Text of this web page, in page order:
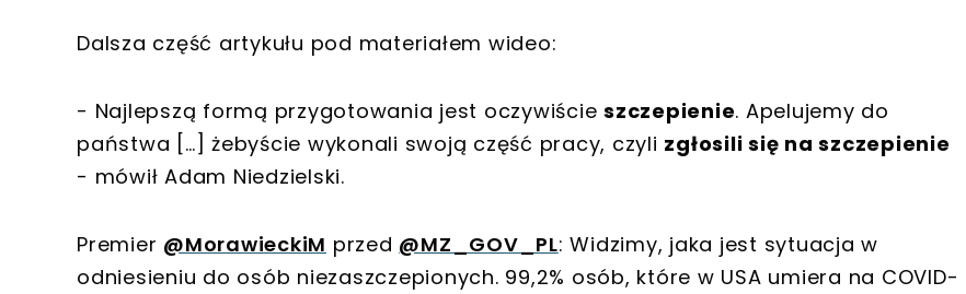
Dalsza część artykułu pod materiałem wideo:
- Najlepszą formą przygotowania jest oczywiście szczepienie. Apelujemy do
państwa […] żebyście wykonali swoją część pracy, czyli zgłosili się na szczepienie
- mówił Adam Niedzielski.
Premier @MorawieckiM przed @MZ_GOV_PL: Widzimy, jaka jest sytuacja w
odniesieniu do osób niezaszczepionych. 99,2% osób, które w USA umiera na COVID-